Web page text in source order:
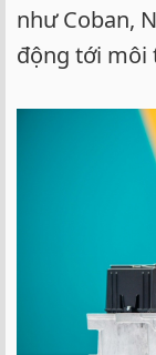
như Coban,
động tới môi